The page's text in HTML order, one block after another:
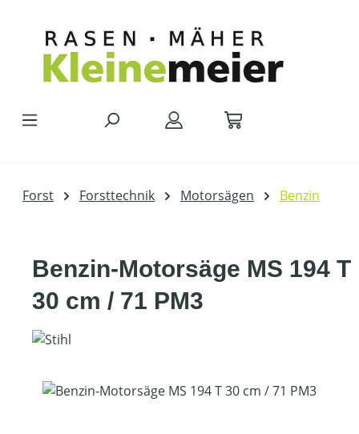
Forst Forsttechnik Motorsägen Benzin
Benzin-Motorsäge MS 194 T
30 cm / 71 PM3
Bildergalerie überspringen